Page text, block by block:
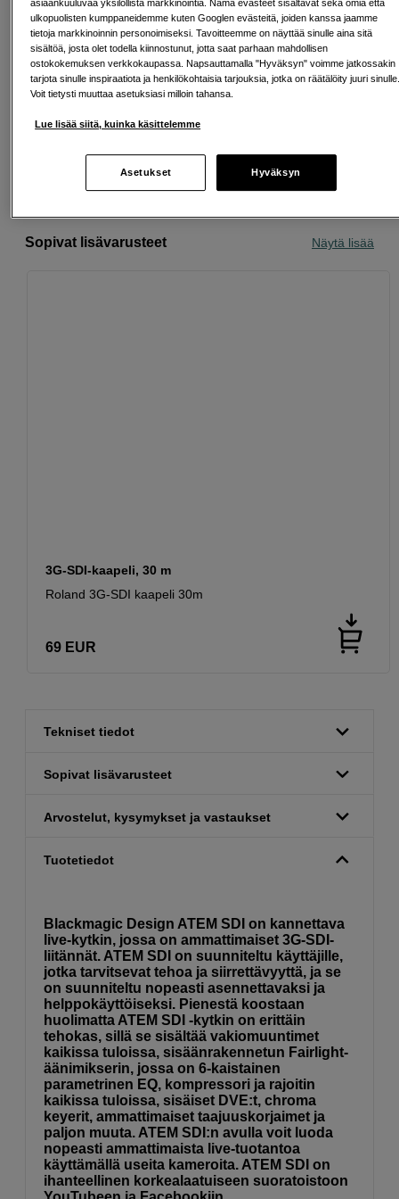
Ilmainen toimitus yli 200 EUR ostoksille
Osta nyt ja maksa myöhemmin
Henkilökohtaista palvelua
Sopivat lisävarusteet Näytä lisää
3G-SDI-kaapeli, 30 m
Roland 3G-SDI kaapeli 30m
69 EUR
Tekniset tiedot
Sopivat lisävarusteet
Arvostelut, kysymykset ja vastaukset
Tuotetiedot
Blackmagic Design ATEM SDI on kannettava
live-kytkin, jossa on ammattimaiset 3G-SDI-
liitännät. ATEM SDI on suunniteltu käyttäjille,
jotka tarvitsevat tehoa ja siirrettävyyttä, ja se
on suunniteltu nopeasti asennettavaksi ja
helppokäyttöiseksi. Pienestä koostaan
huolimatta ATEM SDI -kytkin on erittäin
tehokas, sillä se sisältää vakiomuuntimet
kaikissa tuloissa, sisäänrakennetun Fairlight-
äänimikserin, jossa on 6-kaistainen
parametrinen EQ, kompressori ja rajoitin
kaikissa tuloissa, sisäiset DVE:t, chroma
keyerit, ammattimaiset taajuuskorjaimet ja
paljon muuta. ATEM SDI:n avulla voit luoda
nopeasti ammattimaista live-tuotantoa
käyttämällä useita kameroita. ATEM SDI on
ihanteellinen korkealaatuiseen suoratoistoon
asiaankuuluvaa yksilöllistä markkinointia. Nämä evästeet sisältävät sekä omia että
ulkopuolisten kumppaneidemme kuten Googlen evästeitä, joiden kanssa jaamme
tietoja markkinoinnin personoimiseksi. Tavoitteemme on näyttää sinulle aina sitä
sisältöä, josta olet todella kiinnostunut, jotta saat parhaan mahdollisen
ostokokemuksen verkkokaupassa. Napsauttamalla "Hyväksyn" voimme jatkossakin
tarjota sinulle inspiraatiota ja henkilökohtaisia tarjouksia, jotka on räätälöity juuri
Voit tietysti muuttaa asetuksiasi milloin tahansa.
Lue lisää siitä, kuinka käsittelemme
Asetukset Hyväksyn